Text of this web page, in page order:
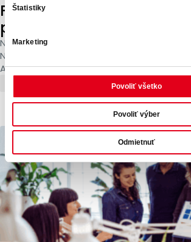
Štatistiky
Marketing
Povoliť všetko
Povoliť výber
Odmietnuť
Firmy prezradili: Toto je
prečo chcú Synergie
Nábor je dnes jednou z najväčších skúšok
Nie preto, že by HR oddelenia nevedeli
Ale...
Zahraniční zamestnanci